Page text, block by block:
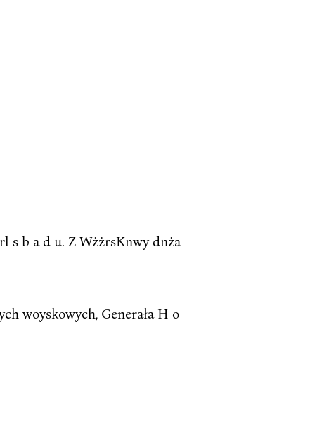
s b a d u. Z WżżrsKnwy dnża
woyskowych, Generała H o